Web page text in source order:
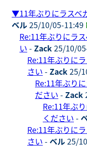
▼11年ぶりにラスベ
ベル25/10/05-11:49
Re:11年ぶりにラ
い - Zack25/10/
Re:11年ぶりに
さい - Zack25/
Re:11年ぶり
ださい - Zack
Re:11年ぶ
ください -
Re:11年ぶりに
さい - ベル25/